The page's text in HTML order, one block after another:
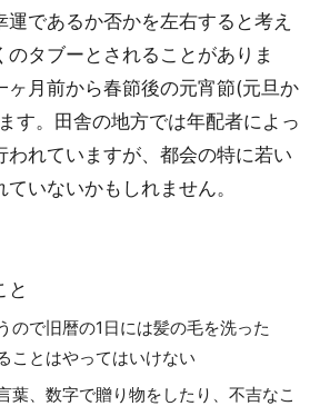
運であるか否かを左右すると考え
のタブーとされることがありま
ヶ月前から春節後の元宵節(元旦か
す。田舎の地方では年配者によっ
われていますが、都会の特に若い
いないかもしれません。
と
ので旧暦の1日には髪の毛を洗った
ことはやってはいけない
葉、数字で贈り物をしたり、不吉なこ